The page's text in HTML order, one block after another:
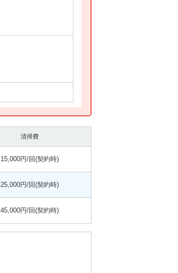
清掃費
15,000円/回(契約時)
25,000円/回(契約時)
45,000円/回(契約時)